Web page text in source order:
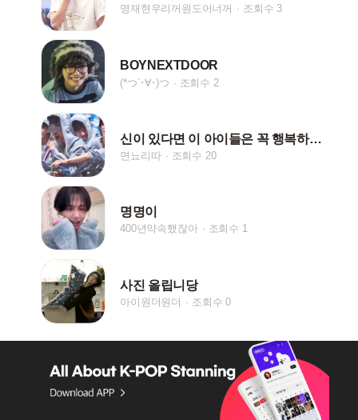
명재현우리꺼원도어너꺼 조회수 3
BOYNEXTDOOR
(*つ´･∀･)つ 조회수 2
신이 있다면 이 아이들은 꼭 행복하게 해주세요
면뇨리따 조회수 20
명명이
400년약속했잖아 조회수 1
사진 올립니당
아이원더원더 조회수 0